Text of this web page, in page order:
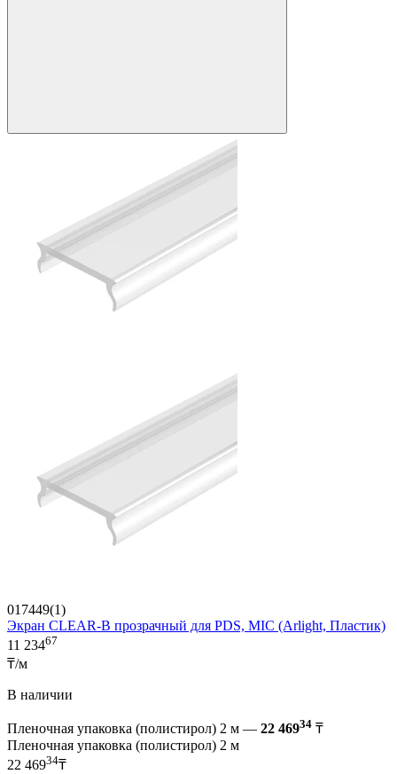
017449(1)
Экран CLEAR-B прозрачный для PDS, MIC (Arlight, Пластик)
11 23467
₸/м
В наличии
Пленочная упаковка (полистирол) 2 м — 22 46934 ₸
Пленочная упаковка (полистирол) 2 м
22 46934₸